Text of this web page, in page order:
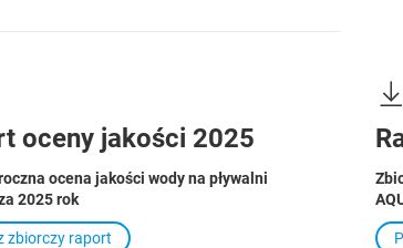
oceny jakości 2025
ocena jakości wody na pływalni
2025 rok
zbiorczy raport